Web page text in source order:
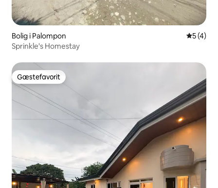
Bolig i Palompon 5 ud af 5
5 (4)
Sprinkle's Homestay
Gæstefavorit
Gæstefavorit